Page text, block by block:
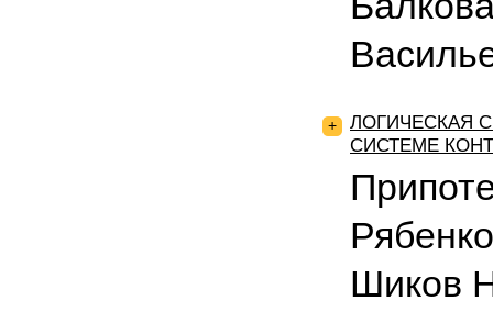
+
ЛОГИЧЕСКАЯ
СИСТЕМЕ
Шиков